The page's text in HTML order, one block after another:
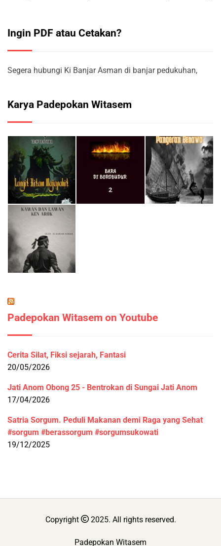
Ingin PDF atau Cetakan?
Segera hubungi Ki Banjar Asman di banjar pedukuhan,
Karya Padepokan Witasem
Padepokan Witasem on Youtube
Cerita Silat, Fiksi sejarah, Fantasi
20/05/2026
Jati Anom Obong 25 - Bentrokan di Sungai Jati Anom
17/04/2026
Satria Sorgum. Peduli Makanan demi Raga yang Sehat
#sorgum #berassorgum #sorgumsukowati
19/12/2025
Copyright 2025. All rights reserved.
Padepokan Witasem